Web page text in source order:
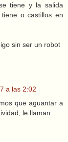
tiene y la salida
o castillos en
sin ser un robot
a las 2:02
que aguantar a
le llaman.